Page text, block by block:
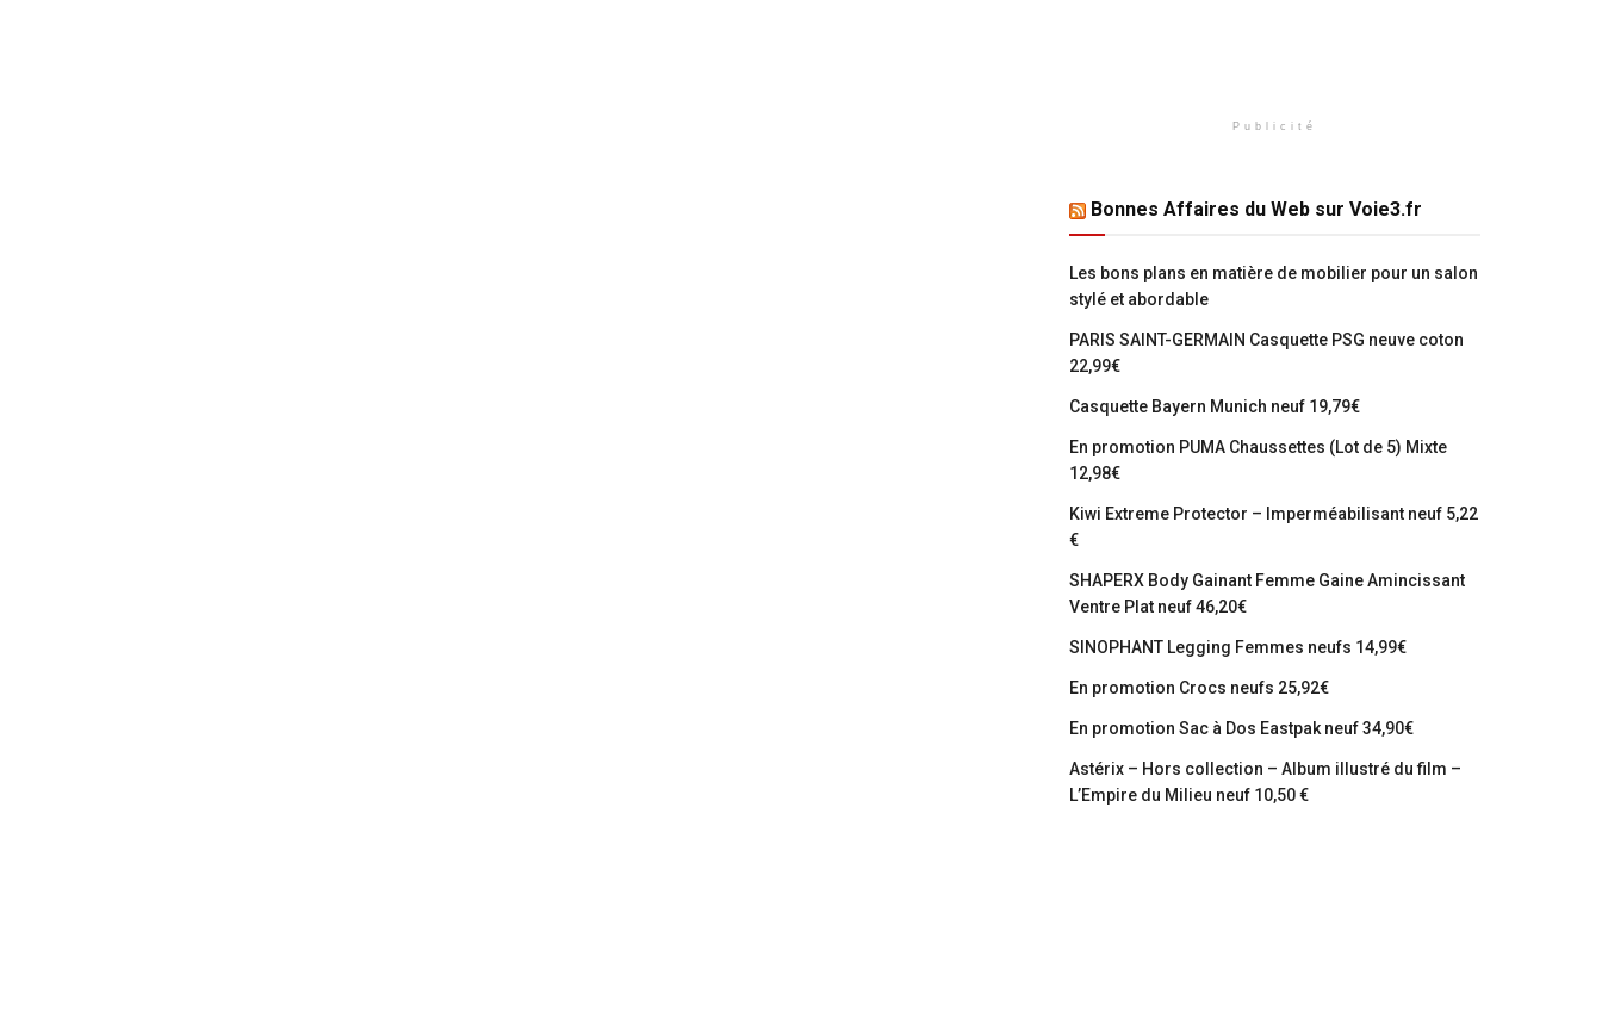
Publicité
Bonnes Affaires du Web sur Voie3.fr
Les bons plans en matière de mobilier pour un salon
stylé et abordable
PARIS SAINT-GERMAIN Casquette PSG neuve coton
22,99€
Casquette Bayern Munich neuf 19,79€
En promotion PUMA Chaussettes (Lot de 5) Mixte
12,98€
Kiwi Extreme Protector – Imperméabilisant neuf 5,22
€
SHAPERX Body Gainant Femme Gaine Amincissant
Ventre Plat neuf 46,20€
SINOPHANT Legging Femmes neufs 14,99€
En promotion Crocs neufs 25,92€
En promotion Sac à Dos Eastpak neuf 34,90€
Astérix – Hors collection – Album illustré du film –
L’Empire du Milieu neuf 10,50 €